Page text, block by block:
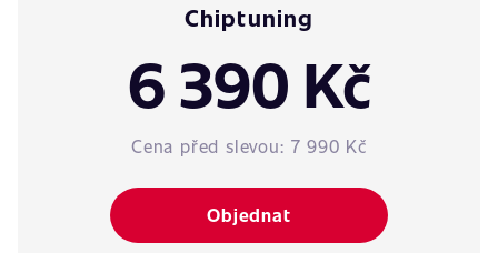
Chiptuning
6 390 Kč
Cena před slevou: 7 990 Kč
Objednat